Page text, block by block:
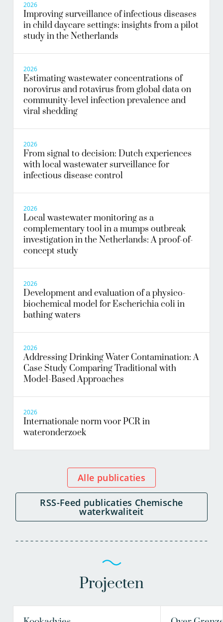
2026
Improving surveillance of infectious diseases
in child daycare settings: insights from a pilot
study in the Netherlands
2026
Estimating wastewater concentrations of
norovirus and rotavirus from global data on
community-level infection prevalence and
viral shedding
2026
From signal to decision: Dutch experiences
with local wastewater surveillance for
infectious disease control
2026
Local wastewater monitoring as a
complementary tool in a mumps outbreak
investigation in the Netherlands: A proof-of-
concept study
2026
Development and evaluation of a physico-
biochemical model for Escherichia coli in
bathing waters
2026
Addressing Drinking Water Contamination: A
Case Study Comparing Traditional with
Model-Based Approaches
2026
Internationale norm voor PCR in
wateronderzoek
Alle publicaties
RSS-Feed publicaties Chemische
waterkwaliteit
Projecten